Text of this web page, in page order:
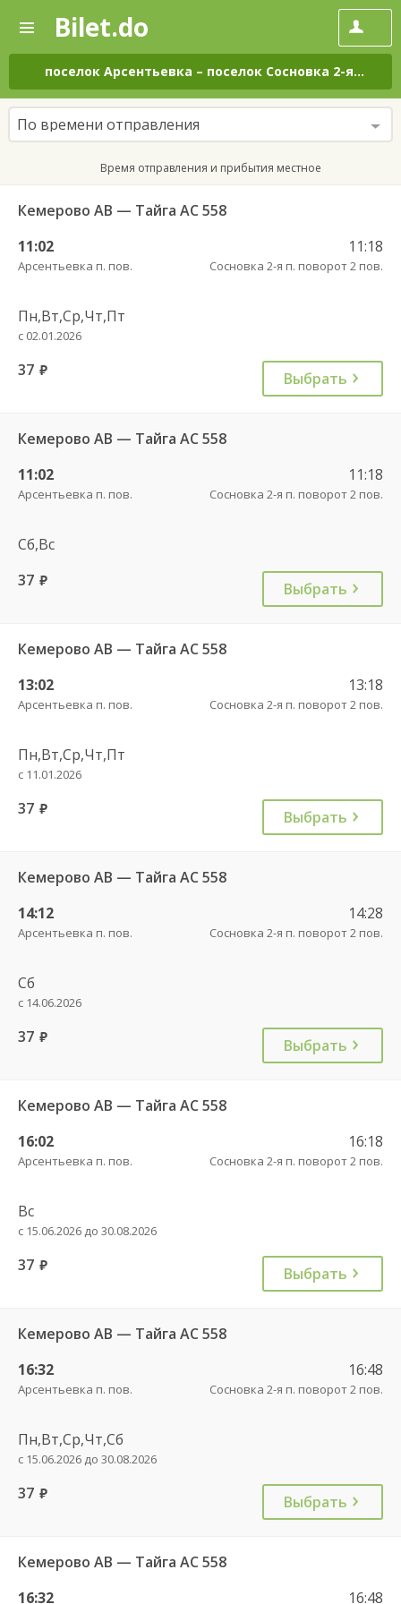
—
Поиск
и
покупка
билетов
на
автобус
онлайн
Bilet.do
поселок Арсентьевка – поселок Сосновка 2-я на
По времени отправления
Время отправления и прибытия местное
Кемерово АВ — Тайга АС 558
11:02
Арсентьевка п. пов.
11:18
Сосновка 2-я п. поворот 2 пов.
Пн,Вт,Ср,Чт,Пт
с 02.01.2026
37 руб. Выбрать
Кемерово АВ — Тайга АС 558
11:02
Арсентьевка п. пов.
11:18
Сосновка 2-я п. поворот 2 пов.
Сб,Вс
37 руб. Выбрать
Кемерово АВ — Тайга АС 558
13:02
Арсентьевка п. пов.
13:18
Сосновка 2-я п. поворот 2 пов.
Пн,Вт,Ср,Чт,Пт
с 11.01.2026
37 руб. Выбрать
Кемерово АВ — Тайга АС 558
14:12
Арсентьевка п. пов.
14:28
Сосновка 2-я п. поворот 2 пов.
Сб
с 14.06.2026
37 руб. Выбрать
Кемерово АВ — Тайга АС 558
16:02
Арсентьевка п. пов.
16:18
Сосновка 2-я п. поворот 2 пов.
Вс
с 15.06.2026 до 30.08.2026
37 руб. Выбрать
Кемерово АВ — Тайга АС 558
16:32
Арсентьевка п. пов.
16:48
Сосновка 2-я п. поворот 2 пов.
Пн,Вт,Ср,Чт,Сб
с 15.06.2026 до 30.08.2026
37 руб. Выбрать
Кемерово АВ — Тайга АС 558
16:32
16:48